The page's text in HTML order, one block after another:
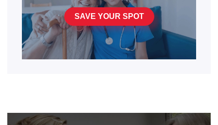
SAVE YOUR SPOT